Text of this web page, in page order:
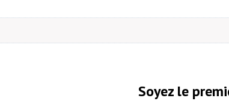
Soyez le